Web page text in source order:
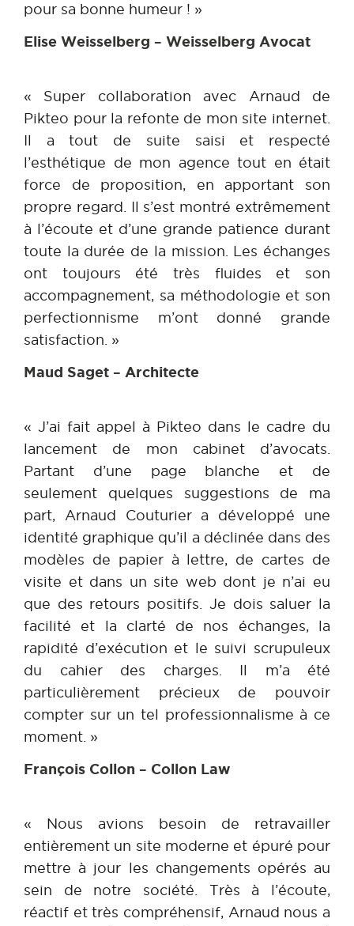
pour sa bonne humeur ! »
Elise Weisselberg – Weisselberg Avocat
« Super collaboration avec Arnaud de
Pikteo pour la refonte de mon site internet.
Il a tout de suite saisi et respecté
l’esthétique de mon agence tout en était
force de proposition, en apportant son
propre regard. Il s’est montré extrêmement
à l’écoute et d’une grande patience durant
toute la durée de la mission. Les échanges
ont toujours été très fluides et son
accompagnement, sa méthodologie et son
perfectionnisme m’ont donné grande
satisfaction. »
Maud Saget – Architecte
« J’ai fait appel à Pikteo dans le cadre du
lancement de mon cabinet d’avocats.
Partant d’une page blanche et de
seulement quelques suggestions de ma
part, Arnaud Couturier a développé une
identité graphique qu’il a déclinée dans des
modèles de papier à lettre, de cartes de
visite et dans un site web dont je n’ai eu
que des retours positifs. Je dois saluer la
facilité et la clarté de nos échanges, la
rapidité d’exécution et le suivi scrupuleux
du cahier des charges. Il m’a été
particulièrement précieux de pouvoir
compter sur un tel professionnalisme à ce
moment. »
François Collon – Collon Law
« Nous avions besoin de retravailler
entièrement un site moderne et épuré pour
mettre à jour les changements opérés au
sein de notre société. Très à l’écoute,
réactif et très compréhensif, Arnaud nous a